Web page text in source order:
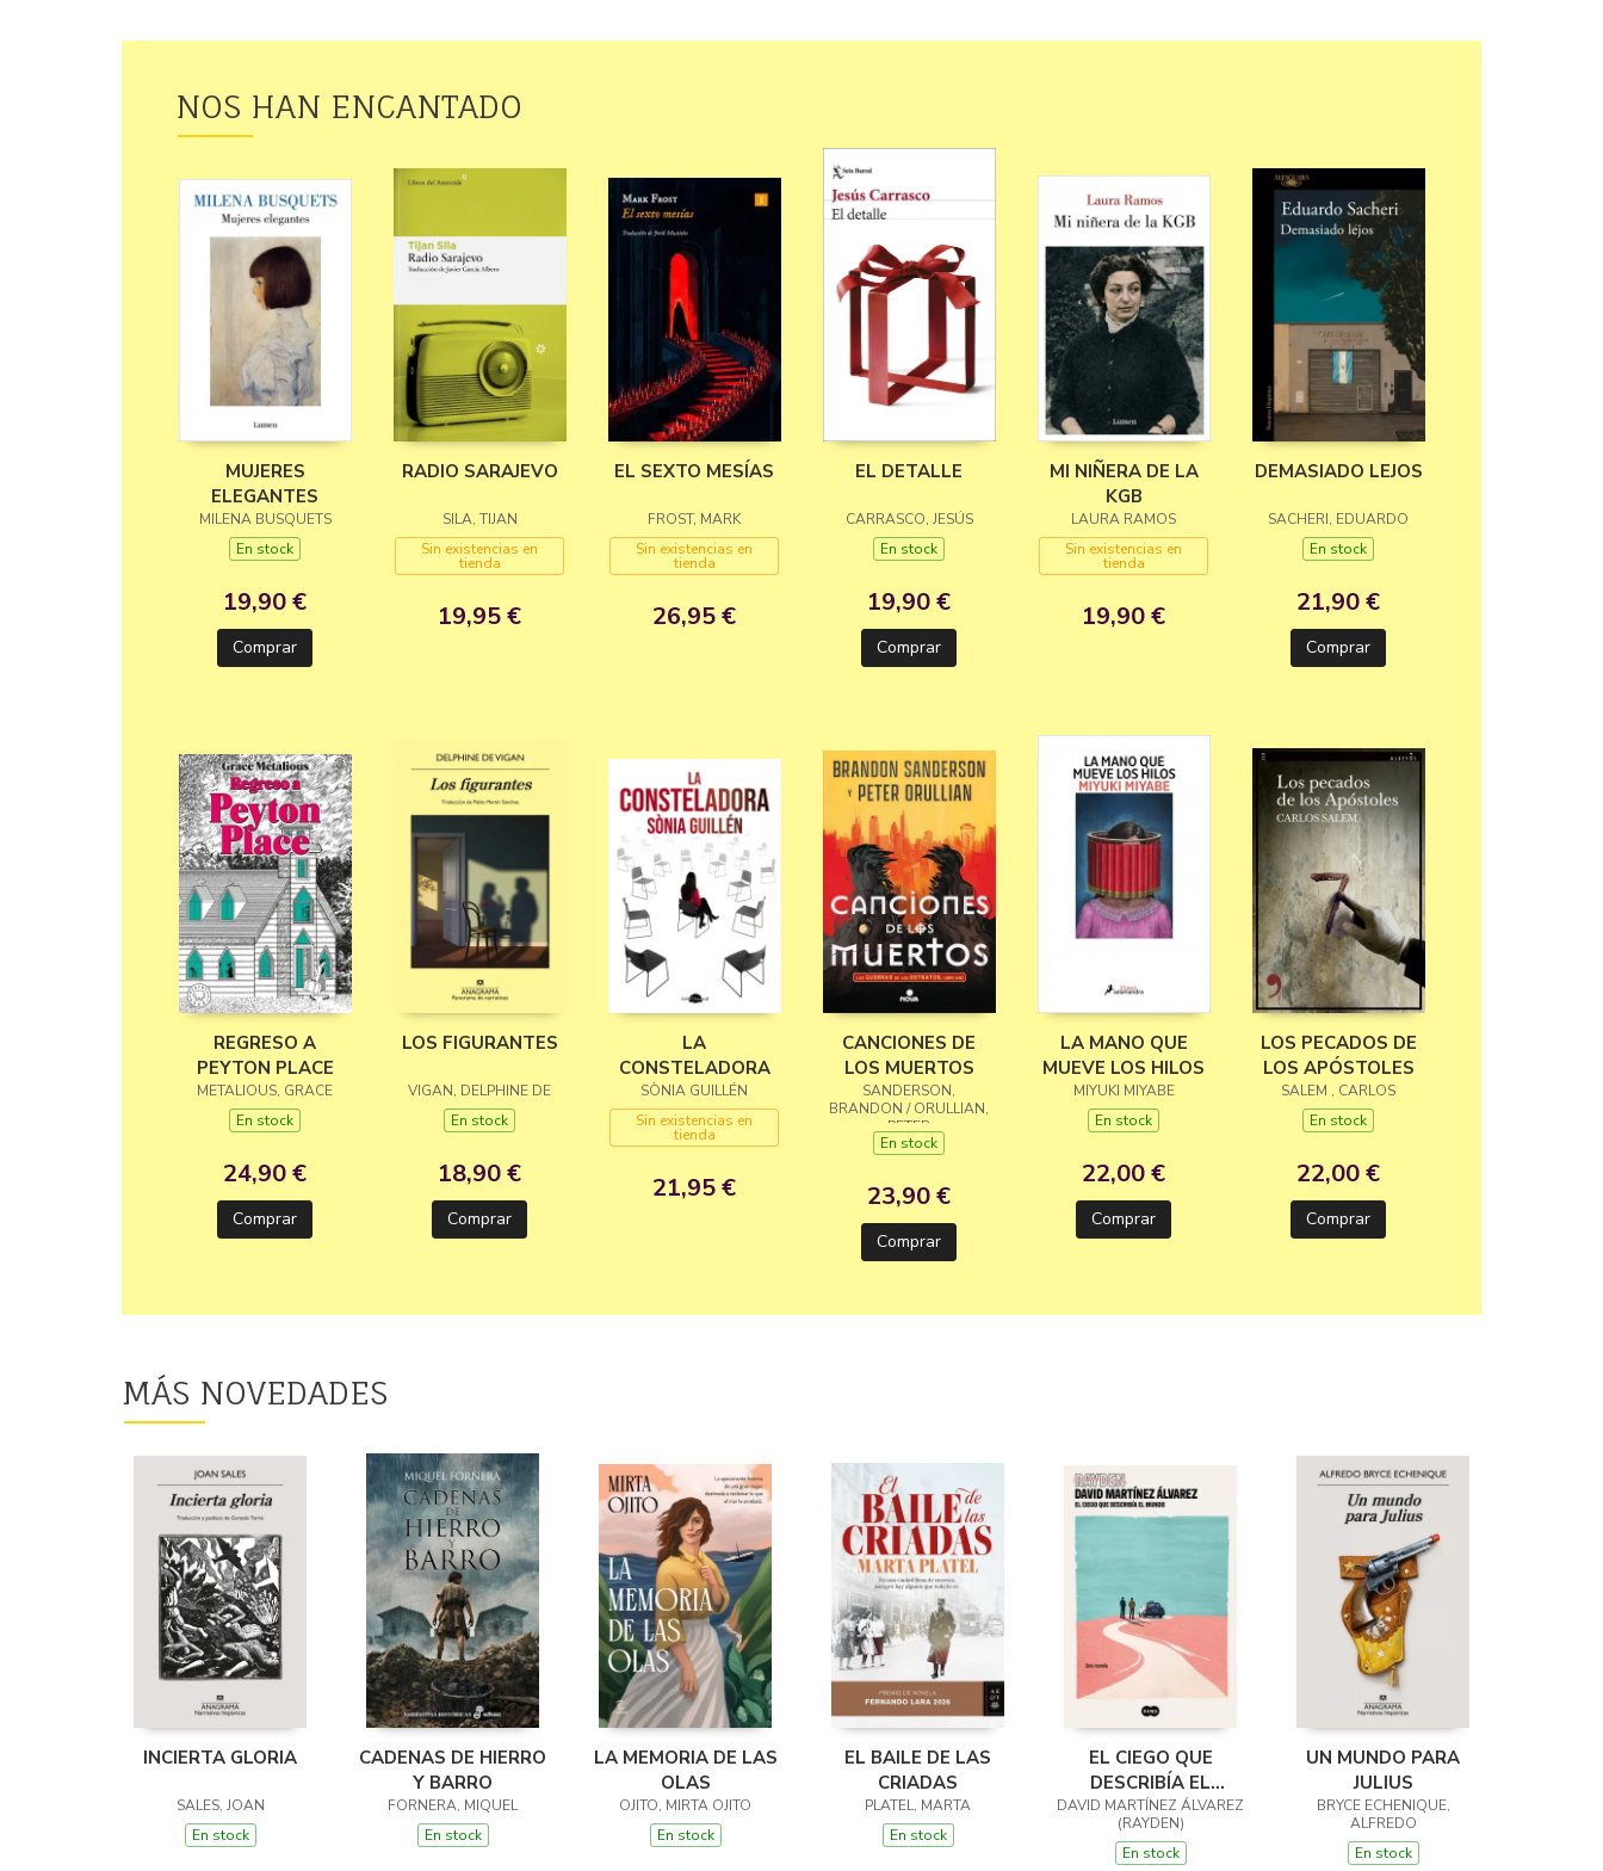
NOS HAN ENCANTADO
MUJERES
ELEGANTES
MILENA BUSQUETS
En stock
19,90 €
Comprar
RADIO SARAJEVO
SILA, TIJAN
Sin existencias en
tienda
19,95 €
EL SEXTO MESÍAS
FROST, MARK
Sin existencias en
tienda
26,95 €
EL DETALLE
CARRASCO, JESÚS
En stock
19,90 €
Comprar
MI NIÑERA DE LA
KGB
LAURA RAMOS
Sin existencias en
tienda
19,90 €
DEMASIADO LEJOS
SACHERI, EDUARDO
En stock
21,90 €
Comprar
REGRESO A
PEYTON PLACE
METALIOUS, GRACE
En stock
24,90 €
Comprar
LOS FIGURANTES
VIGAN, DELPHINE DE
En stock
18,90 €
Comprar
LA
CONSTELADORA
SÒNIA GUILLÉN
Sin existencias en
tienda
21,95 €
CANCIONES DE
LOS MUERTOS
SANDERSON,
BRANDON / ORULLIAN,
PETER
En stock
23,90 €
Comprar
LA MANO QUE
MUEVE LOS HILOS
MIYUKI MIYABE
En stock
22,00 €
Comprar
LOS PECADOS DE
LOS APÓSTOLES
SALEM , CARLOS
En stock
22,00 €
Comprar
MÁS NOVEDADES
INCIERTA GLORIA
SALES, JOAN
En stock
CADENAS DE HIERRO
Y BARRO
FORNERA, MIQUEL
En stock
LA MEMORIA DE LAS
OLAS
OJITO, MIRTA OJITO
En stock
EL BAILE DE LAS
CRIADAS
PLATEL, MARTA
En stock
EL CIEGO QUE
DESCRIBÍA EL
MUNDO
DAVID MARTÍNEZ ÁLVAREZ
(RAYDEN)
En stock
UN MUNDO PARA
JULIUS
BRYCE ECHENIQUE,
ALFREDO
En stock